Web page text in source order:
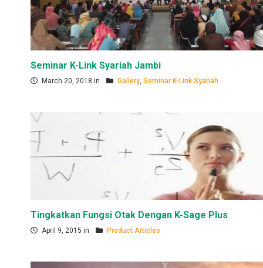
Seminar K-Link Syariah Jambi
March 20, 2018 in Gallery ,Seminar K-Link Syariah
Tingkatkan Fungsi Otak Dengan K-Sage Plus
April 9, 2015 in Product Articles